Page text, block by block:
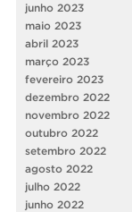
junho 2023
maio 2023
abril 2023
março 2023
fevereiro 2023
dezembro 2022
novembro 2022
outubro 2022
setembro 2022
agosto 2022
julho 2022
junho 2022